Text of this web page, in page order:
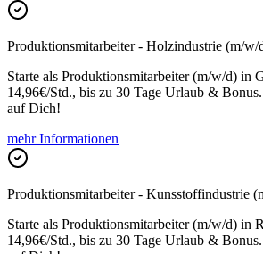
Produktionsmitarbeiter - Holzindustrie (m/w/
Starte als Produktionsmitarbeiter (m/w/d) in
14,96€/Std., bis zu 30 Tage Urlaub &
auf Dich!
mehr Informationen
Produktionsmitarbeiter - Kunsstoffindustrie
Starte als Produktionsmitarbeiter (m/w/d) in
14,96€/Std., bis zu 30 Tage Urlaub &